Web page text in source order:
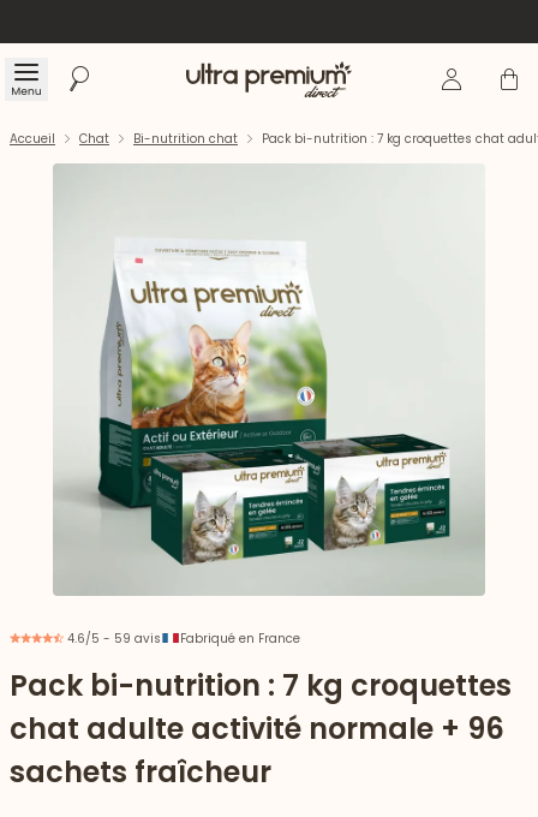
Menu Rechercher Accueil Se Panier
Accueil Chat Bi-nutrition chat Pack bi-nutrition : 7 kg croquettes chat
4.6/5 - 59 avis Fabriqué en France
Pack bi-nutrition : 7 kg croquettes
chat adulte activité normale + 96
sachets fraîcheur